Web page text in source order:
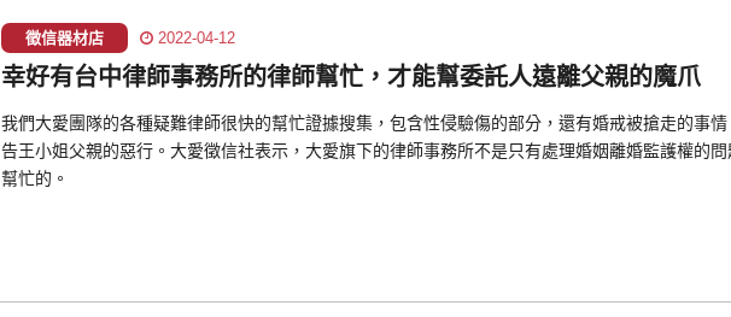
徵信器材店 2022-04-12
幸好有台中律師事務所的律師幫忙，才能幫委託人遠離父親的魔爪
我們大愛團隊的各種疑難律師很快的幫忙證據搜集，包含性侵驗傷的部分，還有婚戒被搶走的事
告王小姐父親的惡行。大愛徵信社表示，大愛旗下的律師事務所不是只有處理婚姻離婚監護權的
幫忙的。